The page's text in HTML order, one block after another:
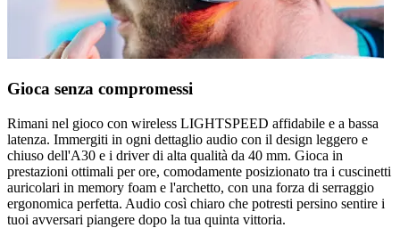
Gioca senza compromessi
Rimani nel gioco con wireless LIGHTSPEED affidabile e a bassa
latenza. Immergiti in ogni dettaglio audio con il design leggero e
chiuso dell'A30 e i driver di alta qualità da 40 mm. Gioca in
prestazioni ottimali per ore, comodamente posizionato tra i cuscinetti
auricolari in memory foam e l'archetto, con una forza di serraggio
ergonomica perfetta. Audio così chiaro che potresti persino sentire i
tuoi avversari piangere dopo la tua quinta vittoria.